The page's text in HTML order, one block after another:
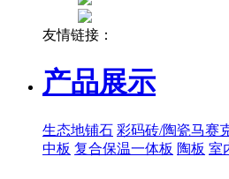
友情链接：
产品展示
生态地铺石 彩码砖/陶瓷马赛
中板 复合保温一体板 陶板 室